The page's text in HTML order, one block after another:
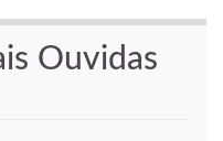
Ouvidas